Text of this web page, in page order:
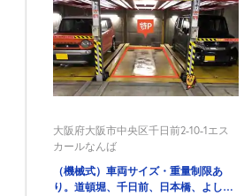
大阪府大阪市中央区千日前2-10-1エス
カールなんば
（機械式）車両サイズ・重量制限あ
り。道頓堀、千日前、日本橋、よしも